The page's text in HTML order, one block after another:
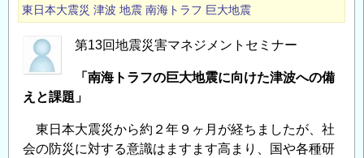
東日本大震災 津波 地震 南海トラフ 巨大地震
第13回地震災害マネジメントセミナー
「南海トラフの巨大地震に向けた津波への備
えと課題」
東日本大震災から約２年９ヶ月が経ちましたが、社
会の防災に対する意識はますます高まり、国や各種研